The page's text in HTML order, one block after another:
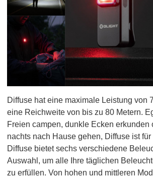
Diffuse hat eine maximale Leistung von
eine Reichweite von bis zu 80 Metern.
Freien campen, dunkle Ecken erkunden
nachts nach Hause gehen, Diffuse ist für
Diffuse bietet sechs verschiedene
Auswahl, um alle Ihre täglichen
zu erfüllen. Von hohen und mittleren